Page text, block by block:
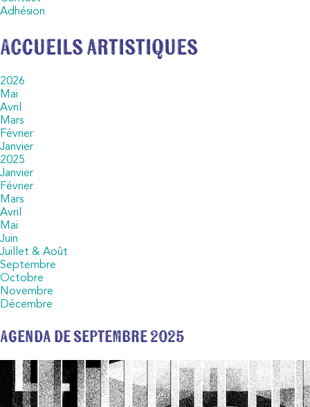
Adhésion
Accueils artistiques
2026
Mai
Avril
Mars
Février
Janvier
2025
Janvier
Février
Mars
Avril
Mai
Juin
Juillet & Août
Septembre
Octobre
Novembre
Décembre
Agenda de septembre 2025